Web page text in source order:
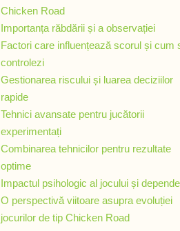
Chicken Road
Importanța răbdării și a observației
Factori care influențează scorul și cum
controlezi
Gestionarea riscului și luarea deciziilor
rapide
Tehnici avansate pentru jucătorii
experimentați
Combinarea tehnicilor pentru rezultate
optime
Impactul psihologic al jocului și
O perspectivă viitoare asupra evoluției
jocurilor de tip Chicken Road